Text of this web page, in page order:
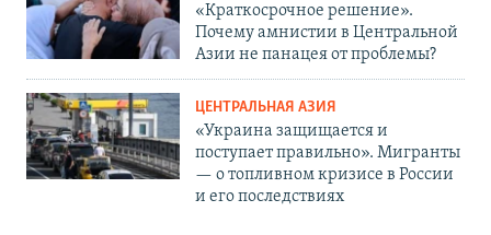
«Краткосрочное решение».
Почему амнистии в Центральной
Азии не панацея от проблемы?
ЦЕНТРАЛЬНАЯ АЗИЯ
«Украина защищается и
поступает правильно». Мигранты
— о топливном кризисе в России
и его последствиях